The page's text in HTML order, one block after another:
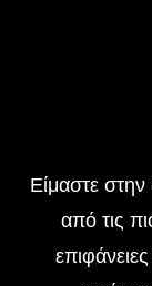
Είμαστε
από τις